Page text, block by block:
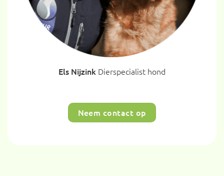
Els Nijzink Dierspecialist hond
Neem contact op